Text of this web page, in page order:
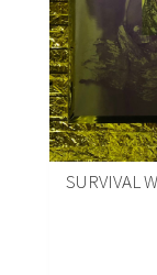
SURVIVAL